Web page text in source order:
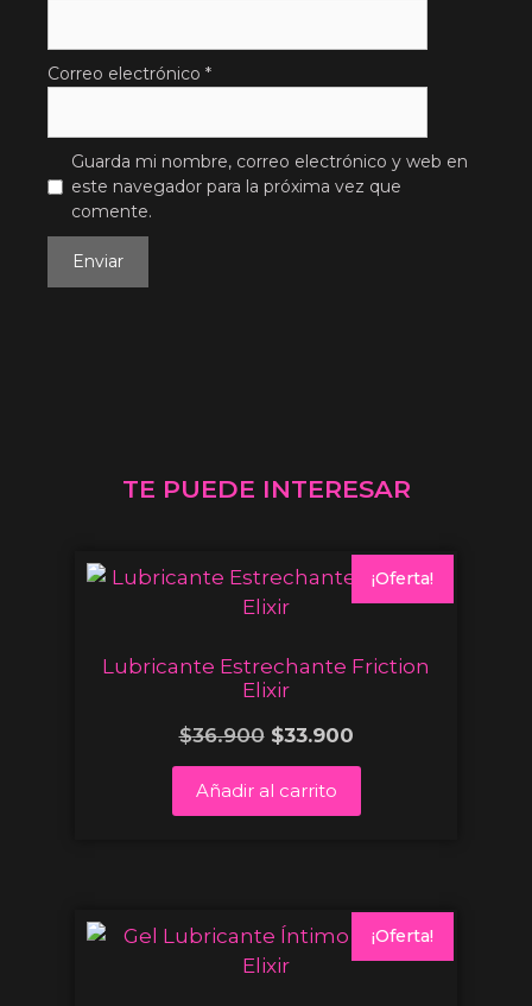
Correo electrónico *
Guarda mi nombre, correo electrónico y web en
este navegador para la próxima vez que
comente.
TE PUEDE INTERESAR
¡Oferta!
Lubricante Estrechante Friction
Elixir
$36.900 $33.900
Añadir al carrito
¡Oferta!